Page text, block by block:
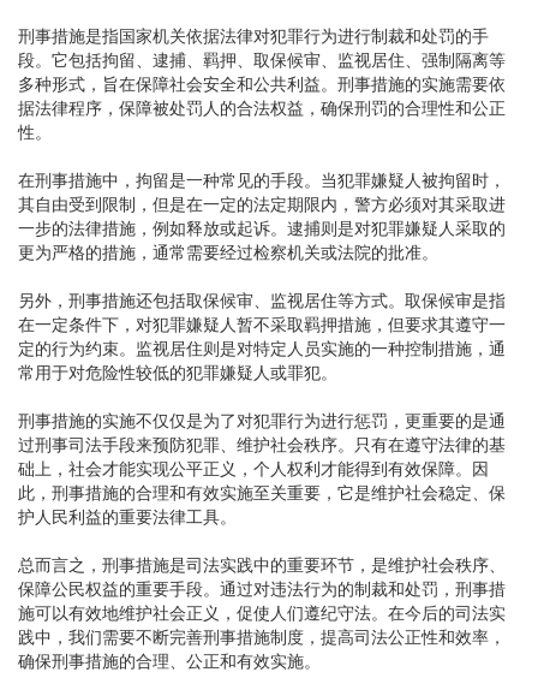
刑事措施是指国家机关依据法律对犯罪行为进行制裁和处罚的手
段。它包括拘留、逮捕、羁押、取保候审、监视居住、强制隔离等
多种形式，旨在保障社会安全和公共利益。刑事措施的实施需要依
据法律程序，保障被处罚人的合法权益，确保刑罚的合理性和公正
性。
在刑事措施中，拘留是一种常见的手段。当犯罪嫌疑人被拘留时，
其自由受到限制，但是在一定的法定期限内，警方必须对其采取进
一步的法律措施，例如释放或起诉。逮捕则是对犯罪嫌疑人采取的
更为严格的措施，通常需要经过检察机关或法院的批准。
另外，刑事措施还包括取保候审、监视居住等方式。取保候审是指
在一定条件下，对犯罪嫌疑人暂不采取羁押措施，但要求其遵守一
定的行为约束。监视居住则是对特定人员实施的一种控制措施，通
常用于对危险性较低的犯罪嫌疑人或罪犯。
刑事措施的实施不仅仅是为了对犯罪行为进行惩罚，更重要的是通
过刑事司法手段来预防犯罪、维护社会秩序。只有在遵守法律的基
础上，社会才能实现公平正义，个人权利才能得到有效保障。因
此，刑事措施的合理和有效实施至关重要，它是维护社会稳定、保
护人民利益的重要法律工具。
总而言之，刑事措施是司法实践中的重要环节，是维护社会秩序、
保障公民权益的重要手段。通过对违法行为的制裁和处罚，刑事措
施可以有效地维护社会正义，促使人们遵纪守法。在今后的司法实
践中，我们需要不断完善刑事措施制度，提高司法公正性和效率，
确保刑事措施的合理、公正和有效实施。